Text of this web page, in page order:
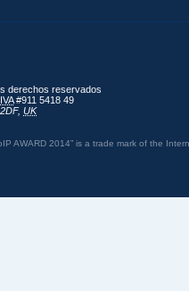
derechos reservados
IVA#911 5418 49
, UK
AWARD 2014” is a trade mark of the